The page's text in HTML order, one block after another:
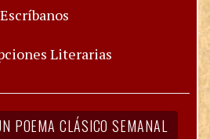
Escríbanos
Literarias
POEMA CLÁSICO SEMANAL